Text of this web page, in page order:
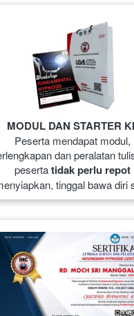
MODUL DAN STARTER
Peserta mendapat modul,
dan peralatan
peserta tidak perlu repot
tinggal bawa diri